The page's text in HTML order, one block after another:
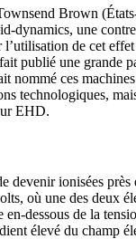
Brown
une
de cet
publié une grande
ces
technologiques,
EHD.
devenir ionisées
où une des deux
dessous de la
élevé du champ